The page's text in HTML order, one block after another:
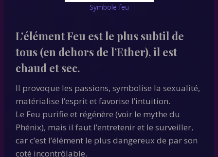
Symbole feu
L’élément Feu est le plus subtil de
tous (en dehors de l’Ether), il est
chaud et sec.
Il provoque les passions, symbolise la sexualité,
matérialise l’esprit et favorise l’intuition.
Le Feu purifie et régénère (voir le mythe du
Phénix), mais il faut l’entretenir et le surveiller,
car c’est l’élément le plus dangereux de par son
coté incontrôlable.